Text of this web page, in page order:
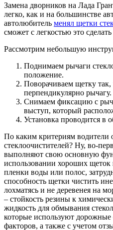
Замена дворников на Лада
легко, как и на большинстве
автолюбитель менял щетки
сможет с легкостью это
Рассмотрим небольшую
Поднимаем рычаги
положение.
Поворачиваем щетку так,
перпендикулярно рычагу.
Снимаем фиксацию с
выступ, который
Установка проводится в
По каким критериям водители
стеклоочистителей? Ну, во-
выполняют свою основную
использовании хороших щеток
пленки воды или полос,
способность щетки чистить
лохматясь и не деревенея на
– стойкость резины к
жидкость для обмывания
которые используют
факторов, а также с учетом